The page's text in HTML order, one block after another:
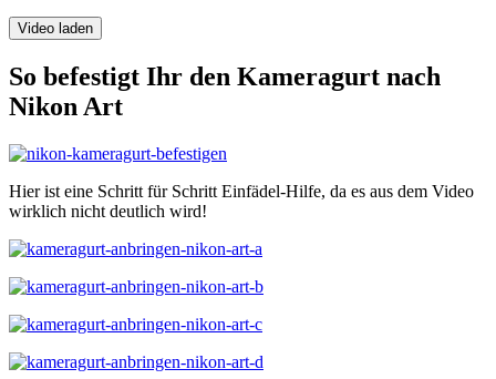
Video laden
So befestigt Ihr den Kameragurt nach
Nikon Art
Hier ist eine Schritt für Schritt Einfädel-Hilfe, da es aus dem Video
wirklich nicht deutlich wird!